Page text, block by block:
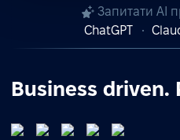
Запитати AI
ChatGPT
Business driven.